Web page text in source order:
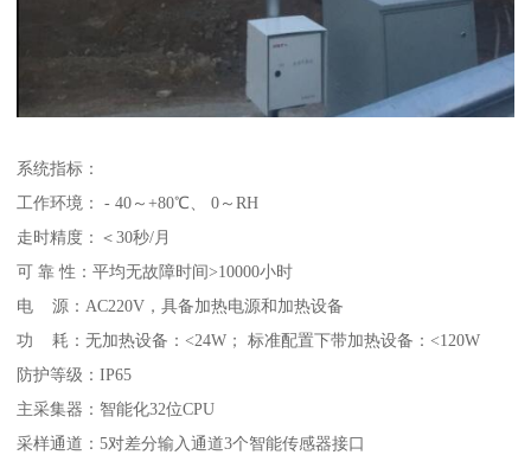
系统指标：
工作环境： - 40～+80℃、 0～RH
走时精度：＜30秒/月
可 靠 性：平均无故障时间>10000小时
电 源：AC220V，具备加热电源和加热设备
功 耗：无加热设备：<24W； 标准配置下带加热设备：<120W
防护等级：IP65
主采集器：智能化32位CPU
采样通道：5对差分输入通道3个智能传感器接口